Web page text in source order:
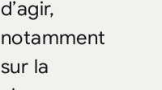
d’agir,
notamment
sur la